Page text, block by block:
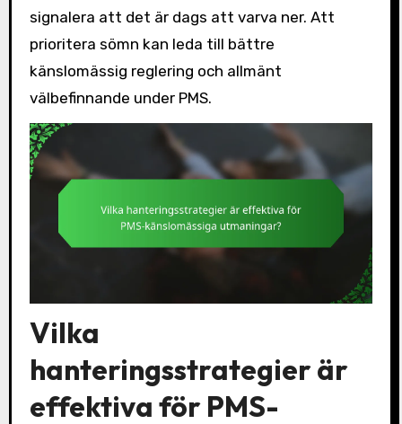
signalera att det är dags att varva ner. Att
prioritera sömn kan leda till bättre
känslomässig reglering och allmänt
välbefinnande under PMS.
Vilka
hanteringsstrategier är
effektiva för PMS-